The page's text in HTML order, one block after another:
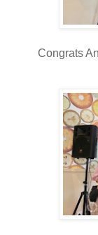
Congrats